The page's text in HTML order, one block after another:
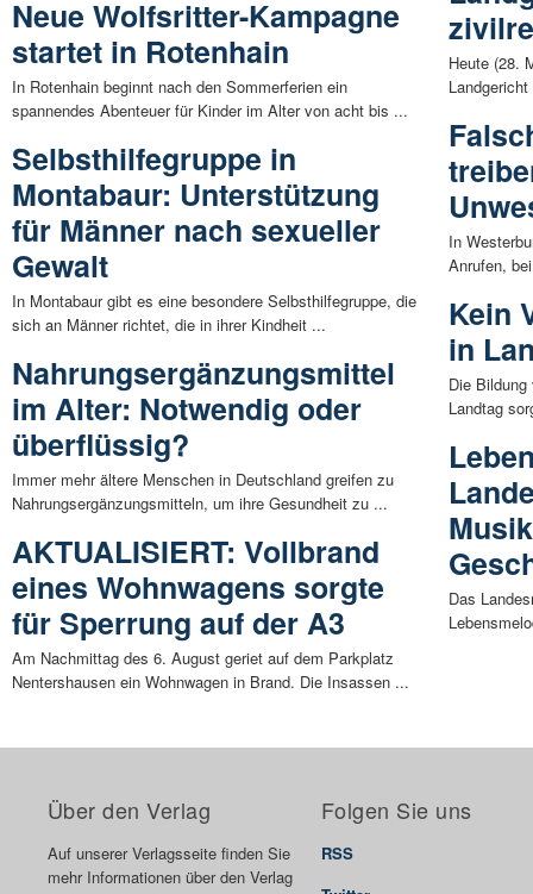
Neue Wolfsritter-Kampagne
startet in Rotenhain
In Rotenhain beginnt nach den Sommerferien ein
spannendes Abenteuer für Kinder im Alter von acht bis ...
Selbsthilfegruppe in
Montabaur: Unterstützung
für Männer nach sexueller
Gewalt
In Montabaur gibt es eine besondere Selbsthilfegruppe, die
sich an Männer richtet, die in ihrer Kindheit ...
Nahrungsergänzungsmittel
im Alter: Notwendig oder
überflüssig?
Immer mehr ältere Menschen in Deutschland greifen zu
Nahrungsergänzungsmitteln, um ihre Gesundheit zu ...
AKTUALISIERT: Vollbrand
eines Wohnwagens sorgte
für Sperrung auf der A3
Am Nachmittag des 6. August geriet auf dem Parkplatz
Nentershausen ein Wohnwagen in Brand. Die Insassen ...
Heute (28.
In
Anrufen,
Kein
in
Die
Landtag
Das
Über den Verlag
Auf unserer Verlagsseite finden Sie
mehr Informationen über den Verlag
Folgen Sie uns
RSS